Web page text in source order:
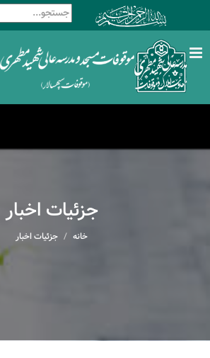
جزئیات اخبار
خانه جزئیات اخبار